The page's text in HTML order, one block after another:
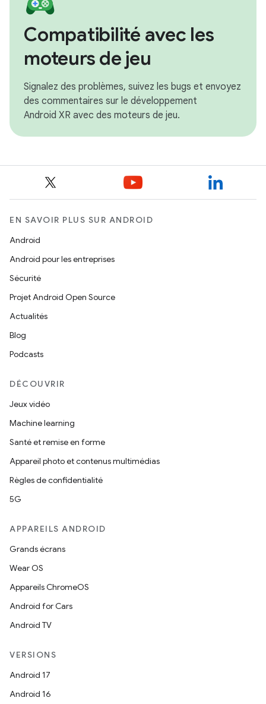
Compatibilité avec les
moteurs de jeu
Signalez des problèmes, suivez les bugs et envoyez
des commentaires sur le développement
Android XR avec des moteurs de jeu.
EN SAVOIR PLUS SUR ANDROID
Android
Android pour les entreprises
Sécurité
Projet Android Open Source
Actualités
Blog
Podcasts
DÉCOUVRIR
Jeux vidéo
Machine learning
Santé et remise en forme
Appareil photo et contenus multimédias
Règles de confidentialité
5G
APPAREILS ANDROID
Grands écrans
Wear OS
Appareils ChromeOS
Android for Cars
Android TV
VERSIONS
Android 17
Android 16